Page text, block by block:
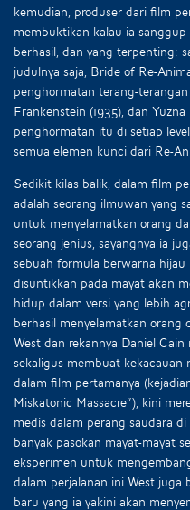
kemudian, produser dari film
membuktikan kalau ia
berhasil, dan yang terpenting:
judulnya saja, Bride of Re-
penghormatan terang-
Frankenstein (1935), dan
penghormatan itu di setiap
semua elemen kunci dari Re-
Sedikit kilas balik, dalam film
adalah seorang ilmuwan yang
untuk menyelamatkan orang
seorang jenius, sayangnya ia
sebuah formula berwarna hijau
disuntikkan pada mayat akan
hidup dalam versi yang lebih
berhasil menyelamatkan orang
West dan rekannya Daniel
sekaligus membuat kekacauan
dalam film pertamanya
Miskatonic Massacre”), kini
medis dalam perang saudara
banyak pasokan mayat-mayat
eksperimen untuk
dalam perjalanan ini West juga
baru yang ia yakini akan